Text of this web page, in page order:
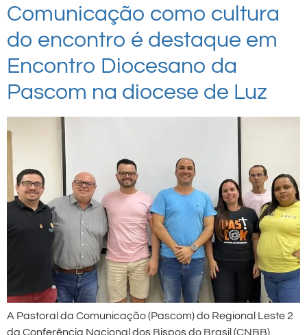
Comunicação como cultura
do encontro é destaque em
Encontro Diocesano da
Pascom na diocese de Luz
A Pastoral da Comunicação (Pascom) do Regional Leste 2
da Conferência Nacional dos Bispos do Brasil (CNBB),